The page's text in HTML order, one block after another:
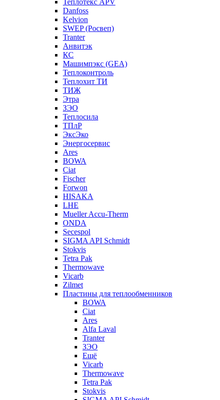
Теплотекс APV
Danfoss
Kelvion
SWEP (Росвеп)
Tranter
Анвитэк
КС
Машимпэкс (GEA)
Теплоконтроль
Теплохит ТИ
ТИЖ
Этра
ЗЭО
Теплосила
ТПлР
ЭксЭко
Энергосервис
Ares
BOWA
Ciat
Fischer
Forwon
HISAKA
LHE
Mueller Accu-Therm
ONDA
Secespol
SIGMA API Schmidt
Stokvis
Tetra Pak
Thermowave
Vicarb
Zilmet
Пластины для теплообменников
BOWA
Ciat
Ares
Alfa Laval
Tranter
ЗЭО
Ещё
Vicarb
Thermowave
Tetra Pak
Stokvis